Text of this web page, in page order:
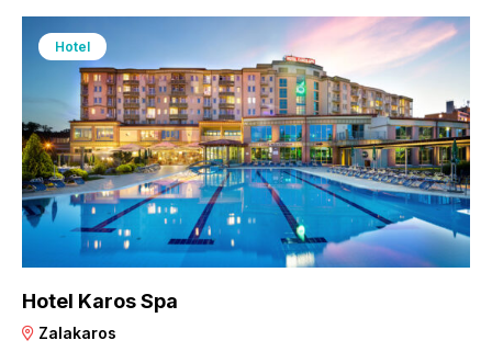
Hotel
Hotel Karos Spa
Zalakaros